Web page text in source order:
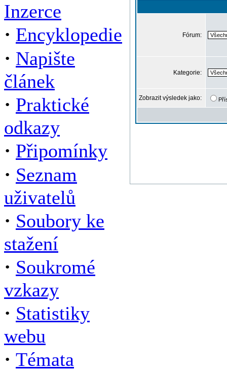
Inzerce
· Encyklopedie
· Napište
článek
· Praktické
odkazy
· Připomínky
· Seznam
uživatelů
· Soubory ke
stažení
· Soukromé
vzkazy
· Statistiky
webu
· Témata
Fórum:
Kategorie:
Zobrazit výsledek jako: